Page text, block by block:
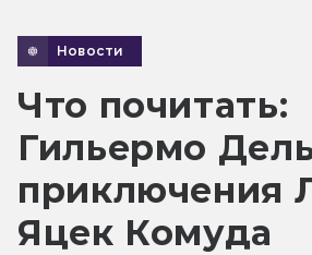
Новости
Что почитать:
Гильермо
приключения
Яцек Комуда